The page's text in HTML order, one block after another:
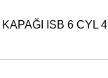
ISB 6 CYL